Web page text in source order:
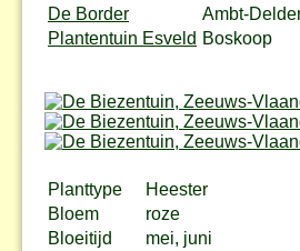
De Border Ambt-
Plantentuin Esveld Boskoop
Planttype
Heester
Bloem
roze
Bloeitijd
mei, juni